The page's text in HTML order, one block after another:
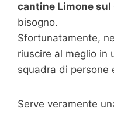
cantine Limone sul
bisogno.
Sfortunatamente,
riuscire al meglio in
squadra di persone
Serve veramente